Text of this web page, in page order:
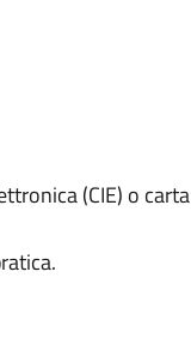
(CIE) o carta